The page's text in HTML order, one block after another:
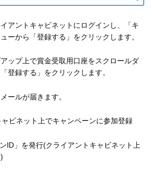
アントキャビネットにログインし、「キ
ーから「登録する」をクリックします。
ップ上で賞金受取用口座をスクロールダ
登録する」をクリックします。
ールが届きます。
ビネット上でキャンペーンに参加登録
ID」を発行(クライアントキャビネット上